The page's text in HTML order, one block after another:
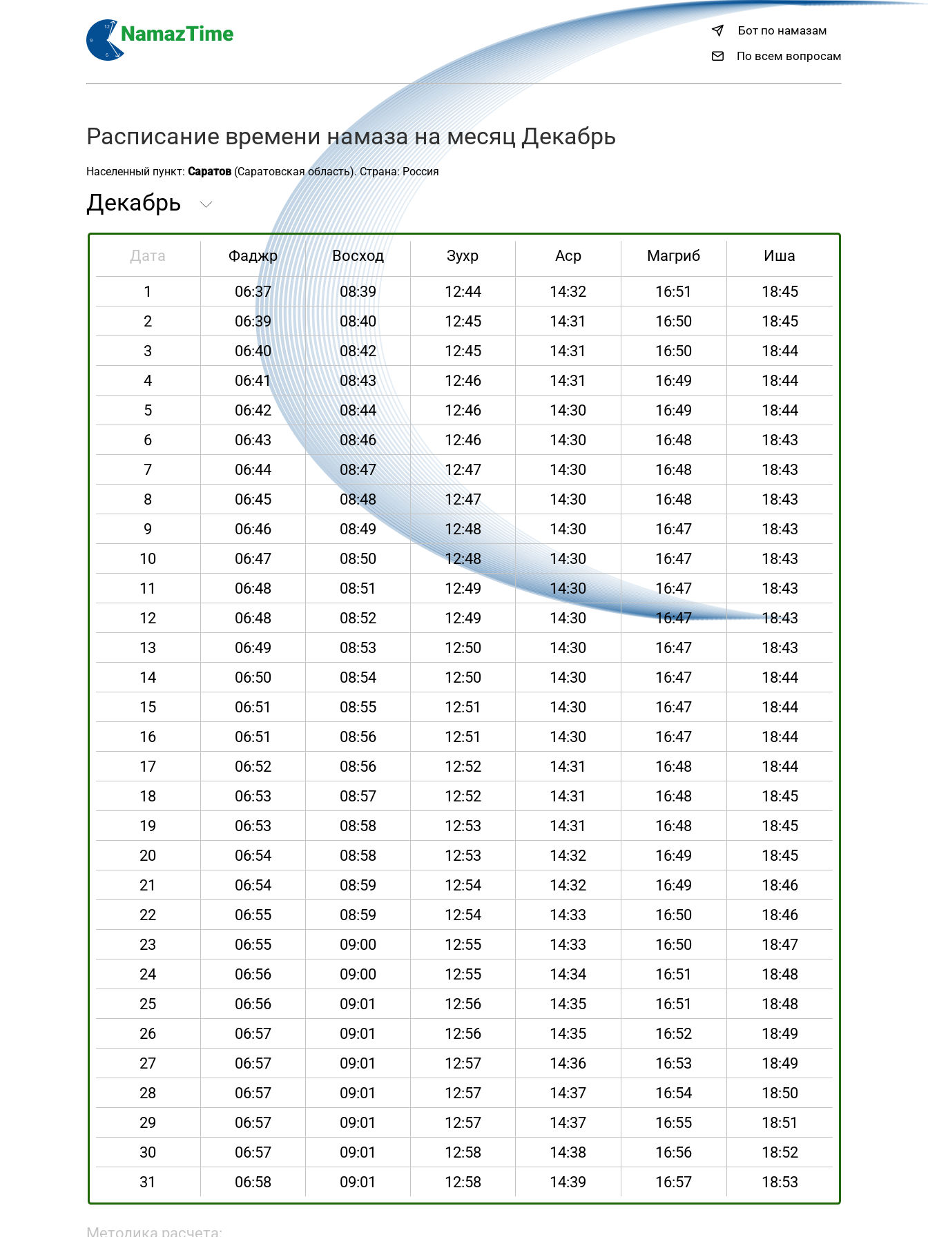
Бот по намазам
По всем вопросам
Расписание времени намаза на месяц Декабрь
Населенный пункт: Саратов(Саратовская область). Страна: Россия
Дата Фаджр Восход Зухр Аср Магриб
Иша
1
06:37 08:39 12:44 14:32 16:51
18:45
2
06:39 08:40 12:45 14:31 16:50
18:45
3
06:40 08:42 12:45 14:31 16:50
18:44
4
06:41 08:43 12:46 14:31 16:49
18:44
5
06:42 08:44 12:46 14:30 16:49
18:44
6
06:43 08:46 12:46 14:30 16:48
18:43
7
06:44 08:47 12:47 14:30 16:48
18:43
8
06:45 08:48 12:47 14:30 16:48
18:43
9
06:46 08:49 12:48 14:30 16:47
18:43
10
06:47 08:50 12:48 14:30 16:47
18:43
11
06:48 08:51 12:49 14:30 16:47
18:43
12
06:48 08:52 12:49 14:30 16:47
18:43
13
06:49 08:53 12:50 14:30 16:47
18:43
14
06:50 08:54 12:50 14:30 16:47
18:44
15
06:51 08:55 12:51 14:30 16:47
18:44
16
06:51 08:56 12:51 14:30 16:47
18:44
17
06:52 08:56 12:52 14:31 16:48
18:44
18
06:53 08:57 12:52 14:31 16:48
18:45
19
06:53 08:58 12:53 14:31 16:48
18:45
20
06:54 08:58 12:53 14:32 16:49
18:45
21
06:54 08:59 12:54 14:32 16:49
18:46
22
06:55 08:59 12:54 14:33 16:50
18:46
23
06:55 09:00 12:55 14:33 16:50
18:47
24
06:56 09:00 12:55 14:34 16:51
18:48
25
06:56 09:01 12:56 14:35 16:51
18:48
26
06:57 09:01 12:56 14:35 16:52
18:49
27
06:57 09:01 12:57 14:36 16:53
18:49
28
06:57 09:01 12:57 14:37 16:54
18:50
29
06:57 09:01 12:57 14:37 16:55
18:51
30
06:57 09:01 12:58 14:38 16:56
18:52
31
06:58 09:01 12:58 14:39 16:57 18:53
Методика расчета: